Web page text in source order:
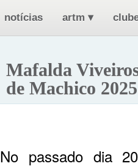
notícias artm ▾
Mafalda
de Machico 2025
No passado dia